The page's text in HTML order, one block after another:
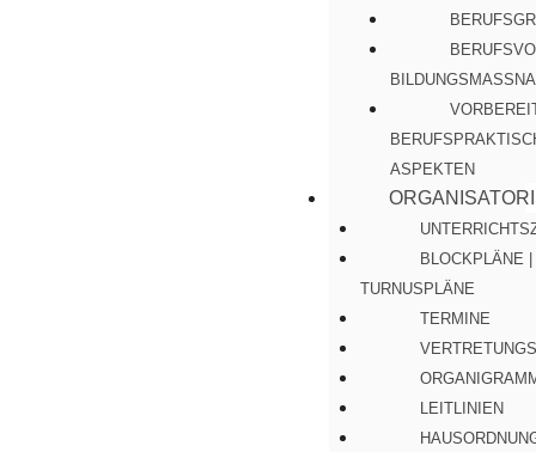
ASPEKTEN
BLOCKPLÄNE |
TURNUSPLÄNE
TERMINE
LEITLINIEN